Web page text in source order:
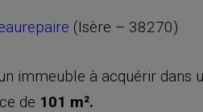
(Isère – 38270)
immeuble à acquérir dans
de 101 m².